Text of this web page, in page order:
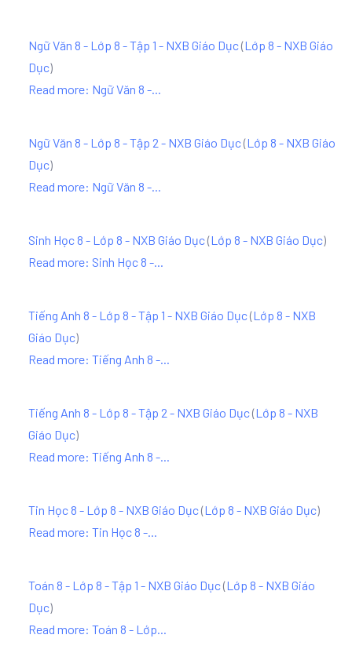
Ngữ Văn 8 - Lớp 8 - Tập 1 - NXB Giáo Dục(Lớp 8 - NXB Giáo
Dục)
Read more: Ngữ Văn 8 -...
Ngữ Văn 8 - Lớp 8 - Tập 2 - NXB Giáo Dục(Lớp 8 - NXB Giáo
Dục)
Read more: Ngữ Văn 8 -...
Sinh Học 8 - Lớp 8 - NXB Giáo Dục(Lớp 8 - NXB Giáo Dục)
Read more: Sinh Học 8 -...
Tiếng Anh 8 - Lớp 8 - Tập 1 - NXB Giáo Dục(Lớp 8 - NXB
Giáo Dục)
Read more: Tiếng Anh 8 -...
Tiếng Anh 8 - Lớp 8 - Tập 2 - NXB Giáo Dục(Lớp 8 - NXB
Giáo Dục)
Read more: Tiếng Anh 8 -...
Tin Học 8 - Lớp 8 - NXB Giáo Dục(Lớp 8 - NXB Giáo Dục)
Read more: Tin Học 8 -...
Toán 8 - Lớp 8 - Tập 1 - NXB Giáo Dục(Lớp 8 - NXB Giáo
Dục)
Read more: Toán 8 - Lớp...